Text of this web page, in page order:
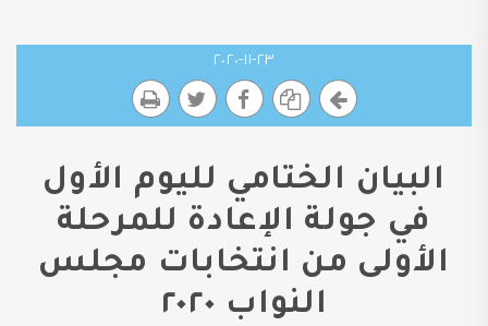
٢٣-١١-٢٠٢٠
البيان الختامي لليوم الأول
في جولة الإعادة للمرحلة
الأولى من انتخابات مجلس
النواب ٢٠٢٠